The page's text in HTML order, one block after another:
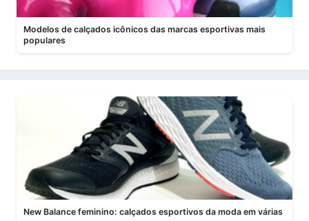
Modelos de calçados icônicos das marcas esportivas mais
populares
New Balance feminino: calçados esportivos da moda em várias